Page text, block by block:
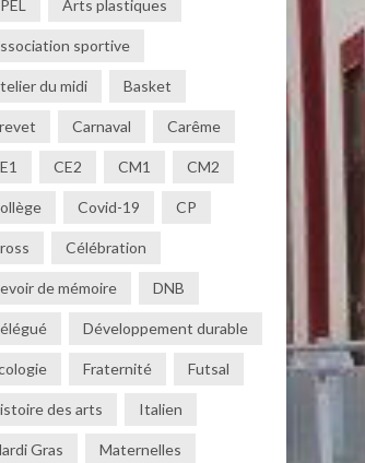
harcèlement du
Jeanne d’Arc sont
intervenus auprès de
Arts plastiques
sportive
du midi Basket
Carnaval Carême
CE2 CM1 CM2
Covid-19 CP
Célébration
de mémoire DNB
Développement durable
Fraternité Futsal
des arts Italien
Gras Maternelles